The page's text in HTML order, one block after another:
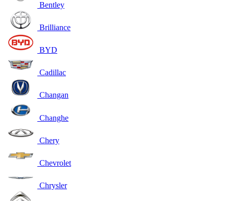
Bentley
Brilliance
BYD
Cadillac
Changan
Changhe
Chery
Chevrolet
Chrysler